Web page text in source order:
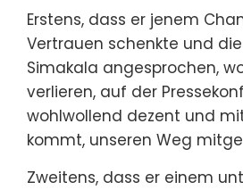
Erstens, dass er jenem
Vertrauen schenkte und
Simakala angesprochen,
verlieren, auf der
wohlwollend dezent und
kommt, unseren Weg
Zweitens, dass er einem